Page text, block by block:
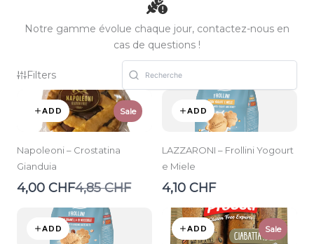
Notre gamme évolue chaque jour, contactez-nous en
cas de questions !
Filters
ADD Sale
Napoleoni – Crostatina
Gianduia
4,00 CHFCompare
4,85 CHF
ADD
LAZZARONI – Frollini Yogourt
e Miele
4,10 CHF
ADD ADD Sale